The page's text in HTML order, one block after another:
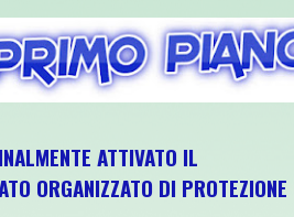
ATTIVATO IL
ORGANIZZATO DI PROTEZIONE